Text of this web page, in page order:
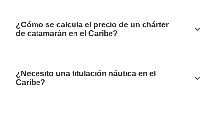
¿Cómo se calcula el precio de un chárter
de catamarán en el Caribe?
¿Necesito una titulación náutica en el
Caribe?